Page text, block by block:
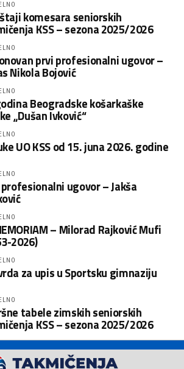
komesara seniorskih
KSS – sezona 2025/2026
prvi profesionalni ugovor –
Nikola Bojović
Beogradske košarkaške
„Dušan Ivković“
UO KSS od 15. juna 2026. godine
ugovor – Jakša
– Milorad Rajković Mufi
2026)
za upis u Sportsku gimnaziju
tabele zimskih seniorskih
KSS – sezona 2025/2026